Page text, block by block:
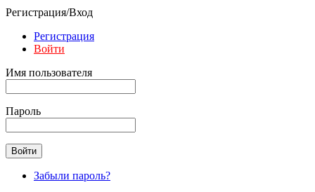
Регистрация/Вход
Регистрация
Войти
Имя пользователя
Пароль
Забыли пароль?